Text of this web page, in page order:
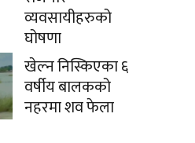
व्यवसायीहरुको
घोषणा
खेल्न निस्किएका ६
वर्षीय बालकको
नहरमा शव फेला